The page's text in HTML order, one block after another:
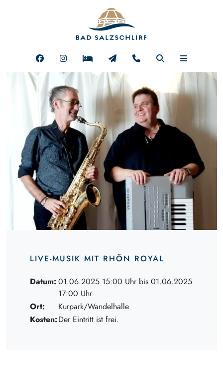
LIVE-MUSIK MIT RHÖN ROYAL
Datum: 01.06.2025 15:00 Uhr bis 01.06.2025
17:00 Uhr
Ort:
Kurpark/Wandelhalle
Kosten:Der Eintritt ist frei.